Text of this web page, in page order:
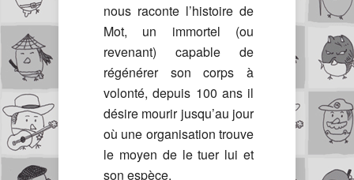
nous raconte l’histoire de
Mot, un immortel (ou
revenant) capable de
régénérer son corps à
volonté, depuis 100 ans il
désire mourir jusqu’au jour
où une organisation trouve
le moyen de le tuer lui et
son espèce.